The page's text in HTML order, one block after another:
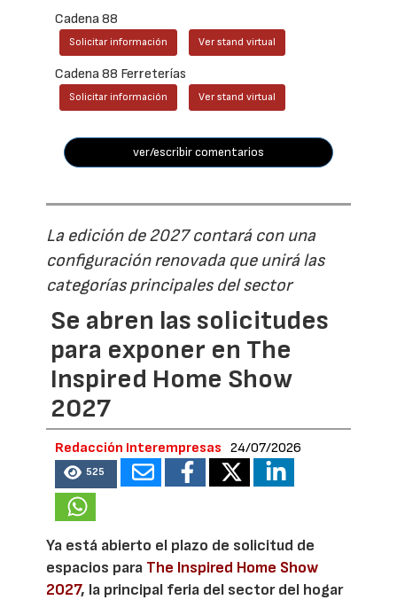
Cadena 88
Solicitar información Ver stand virtual
Cadena 88 Ferreterías
Solicitar información Ver stand virtual
ver/escribir comentarios
La edición de 2027 contará con una
configuración renovada que unirá las
categorías principales del sector
Se abren las solicitudes
para exponer en The
Inspired Home Show
2027
Redacción Interempresas 24/07/2026
525
Ya está abierto el plazo de solicitud de
espacios para The Inspired Home Show
2027, la principal feria del sector del hogar